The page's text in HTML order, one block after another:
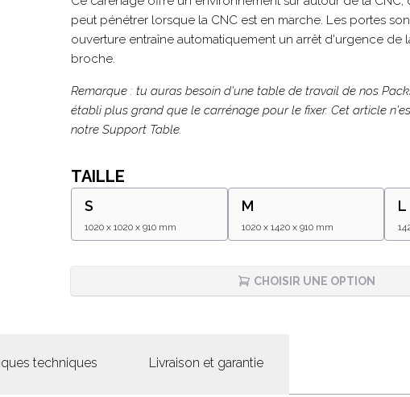
peut pénétrer lorsque la CNC est en marche. Les portes
ouverture entraîne automatiquement un arrêt d'urgence de
broche.
Remarque : tu auras besoin d'une table de travail de nos
établi plus grand que le carrénage pour le fixer. Cet article
notre Support Table.
TAILLE
S
1020 x 1020 x 910 mm
M
1020 x 1420 x 910 mm
L
CHOISIR UNE OPTION
techniques Livraison et garantie